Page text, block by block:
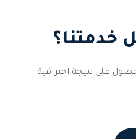
خدمتنا؟
على نتيجة احترافية